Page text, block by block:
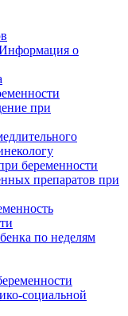
о
при
беременности
препаратов при
по неделям
социальной